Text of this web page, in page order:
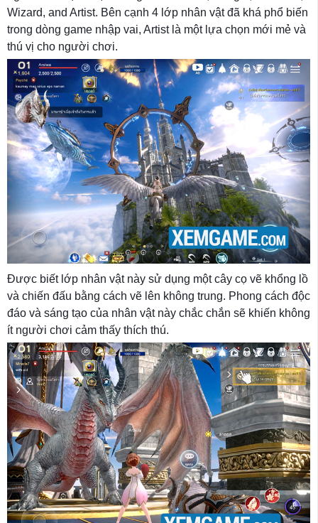
Wizard, and Artist. Bên cạnh 4 lớp nhân vật đã khá phổ biến
trong dòng game nhập vai, Artist là một lựa chọn mới mẻ và
thú vị cho người chơi.
Được biết lớp nhân vật này sử dụng một cây cọ vẽ khổng lồ
và chiến đấu bằng cách vẽ lên không trung. Phong cách độc
đáo và sáng tạo của nhân vật này chắc chắn sẽ khiến không
ít người chơi cảm thấy thích thú.